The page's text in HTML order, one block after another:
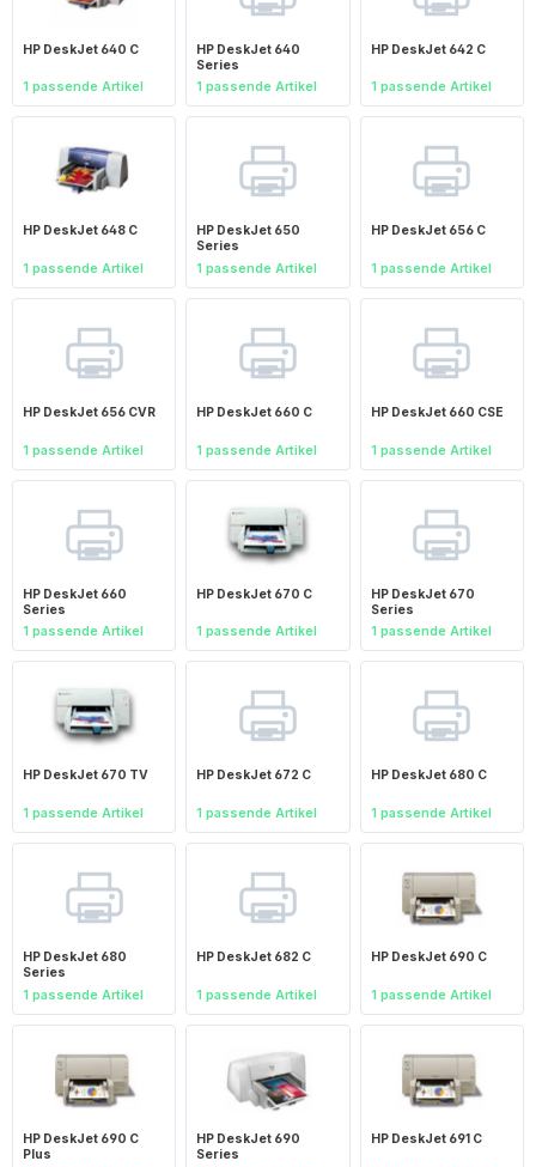
HP DeskJet 640 C
1 passende Artikel
HP DeskJet 640
Series
1 passende Artikel
HP DeskJet 642 C
1 passende Artikel
HP DeskJet 648 C
1 passende Artikel
HP DeskJet 650
Series
1 passende Artikel
HP DeskJet 656 C
1 passende Artikel
HP DeskJet 656 CVR
1 passende Artikel
HP DeskJet 660 C
1 passende Artikel
HP DeskJet 660 CSE
1 passende Artikel
HP DeskJet 660
Series
1 passende Artikel
HP DeskJet 670 C
1 passende Artikel
HP DeskJet 670
Series
1 passende Artikel
HP DeskJet 670 TV
1 passende Artikel
HP DeskJet 672 C
1 passende Artikel
HP DeskJet 680 C
1 passende Artikel
HP DeskJet 680
Series
1 passende Artikel
HP DeskJet 682 C
1 passende Artikel
HP DeskJet 690 C
1 passende Artikel
HP DeskJet 690 C
Plus
HP DeskJet 690
Series
HP DeskJet 691 C